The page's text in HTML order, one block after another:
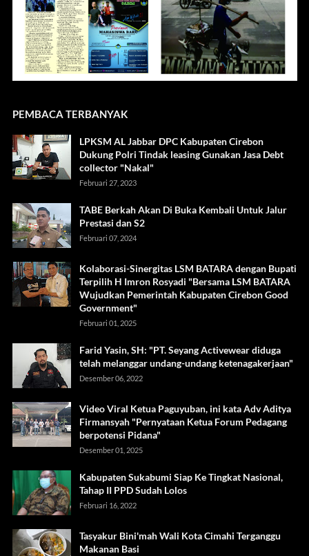
PEMBACA TERBANYAK
LPKSM AL Jabbar DPC Kabupaten Cirebon
Dukung Polri Tindak leasing Gunakan Jasa Debt
collector "Nakal"
Februari 27, 2023
TABE Berkah Akan Di Buka Kembali Untuk Jalur
Prestasi dan S2
Februari 07, 2024
Kolaborasi-Sinergitas LSM BATARA dengan Bupati
Terpilih H Imron Rosyadi "Bersama LSM BATARA
Wujudkan Pemerintah Kabupaten Cirebon Good
Government"
Februari 01, 2025
Farid Yasin, SH: "PT. Seyang Activewear diduga
telah melanggar undang-undang ketenagakerjaan"
Desember 06, 2022
Video Viral Ketua Paguyuban, ini kata Adv Aditya
Firmansyah "Pernyataan Ketua Forum Pedagang
berpotensi Pidana"
Desember 01, 2025
Kabupaten Sukabumi Siap Ke Tingkat Nasional,
Tahap II PPD Sudah Lolos
Februari 16, 2022
Tasyakur Bini'mah Wali Kota Cimahi Terganggu
Makanan Basi